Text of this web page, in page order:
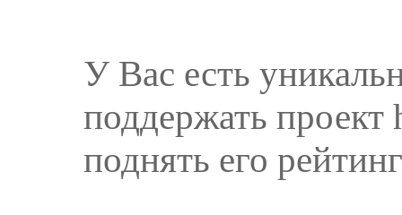
У Вас есть
поддержать
поднять его